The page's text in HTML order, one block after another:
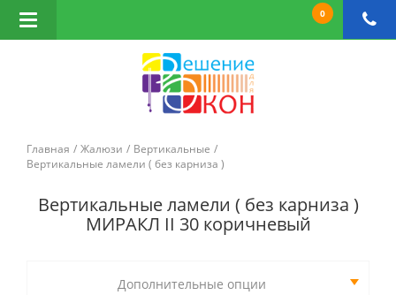
0
Открыть
навигацию
Главная Жалюзи
Вертикальные
Вертикальные ламели ( без карниза )
Вертикальные ламели ( без карниза )
МИРАКЛ II 30 коричневый
Дополнительные опции